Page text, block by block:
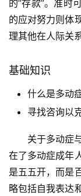
的”存款”。准时
的应对努力则体
理其他在人际关
基础知识
什么是多动
寻找咨询以
关于多动症
在了多动症成年
是五五开，而是
略包括自我表达